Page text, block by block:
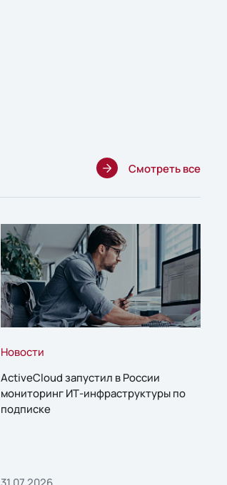
Смотреть все
Новости
ActiveCloud запустил в России
мониторинг ИТ-инфраструктуры по
подписке